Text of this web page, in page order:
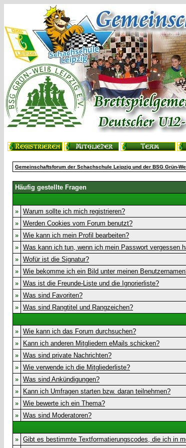
Gemeinschaftsforum der Schachschule Leipzig und der BSG Grün-
Häufig gestellte Fragen
» Warum sollte ich mich registrieren?
» Werden Cookies vom Forum benutzt?
» Wie kann ich mein Profil bearbeiten?
» Was kann ich tun, wenn ich mein Passwort vergessen
» Wofür ist die Signatur?
» Wie bekomme ich ein Bild unter meinen
» Was ist die Freunde-Liste und die Ignorierliste?
» Was sind Favoriten?
» Was sind Rangtitel und Rangzeichen?
» Wie kann ich das Forum durchsuchen?
»
Kann ich anderen Mitgliedern eMails schicken?
» Was sind private Nachrichten?
» Wie verwende ich die Mitgliederliste?
» Was sind Ankündigungen?
»
Kann ich Umfragen starten bzw. daran teilnehmen?
» Wie bewerte ich ein Thema?
» Was sind Moderatoren?
» Gibt es bestimmte Textformatierungscodes, die ich in